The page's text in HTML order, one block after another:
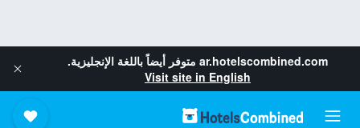
ar.hotelscombined.com متوفر أيضاً باللغة الإنجليزية.
Visit site in English